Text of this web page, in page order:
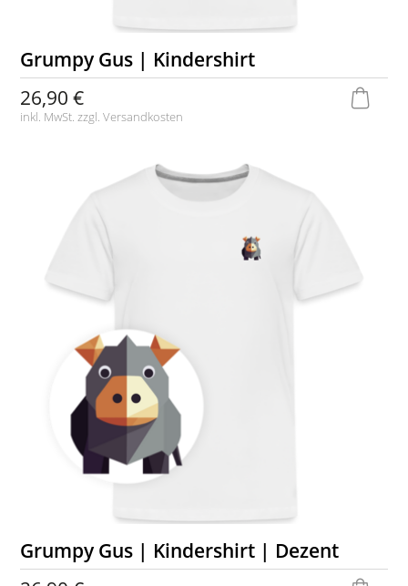
Grumpy Gus | Kindershirt
26,90 €
inkl. MwSt. zzgl.Versandkosten
Grumpy Gus | Kindershirt | Dezent